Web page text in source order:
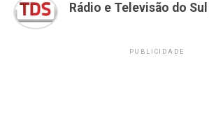
Rádio e Televisão do Sul
PUBLICIDADE